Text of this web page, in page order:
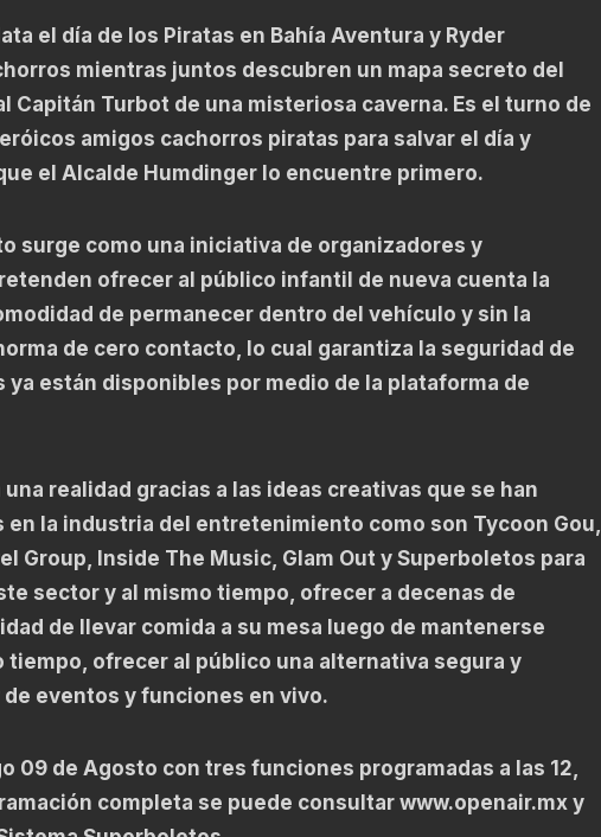
el día de los Piratas en Bahía Aventura y Ryder
mientras juntos descubren un mapa secreto del
Capitán Turbot de una misteriosa caverna. Es el turno de
amigos cachorros piratas para salvar el día y
el Alcalde Humdinger lo encuentre primero.
surge como una iniciativa de organizadores y
ofrecer al público infantil de nueva cuenta la
de permanecer dentro del vehículo y sin la
de cero contacto, lo cual garantiza la seguridad de
están disponibles por medio de la plataforma de
realidad gracias a las ideas creativas que se han
la industria del entretenimiento como son Tycoon Gou,
Group, Inside The Music, Glam Out y Superboletos para
sector y al mismo tiempo, ofrecer a decenas de
de llevar comida a su mesa luego de mantenerse
ofrecer al público una alternativa segura y
eventos y funciones en vivo.
09 de Agosto con tres funciones programadas a las 12,
completa se puede consultar www.openair.mxy